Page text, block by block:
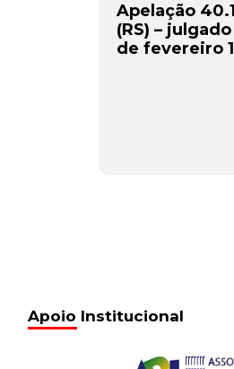
Apelação
(RS) –
de fevereiro
Apoio Institucional